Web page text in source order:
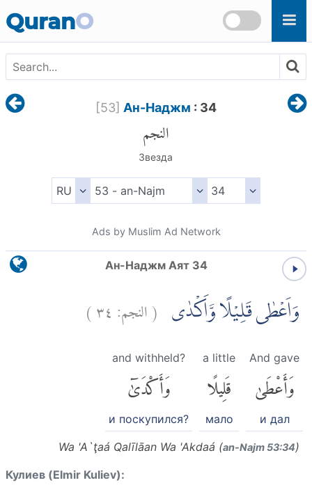
QuranO
[53] Ан-Наджм : 34
النجم
Звезда
Ads by Muslim Ad Network
Ан-Наджм Аят 34
وَاَعْطٰى قَلِيْلًا وَّاَكْدٰى (النجم: ٣٤)
And gave
وَأَعْطَىٰ
и дал
a little
قَلِيلًا
мало
and withheld?
وَأَكْدَىٰٓ
и поскупился?
Wa 'A`ţaá Qalīlāan Wa 'Akdaá (an-Najm 53:34)
Кулиев (Elmir Kuliev):